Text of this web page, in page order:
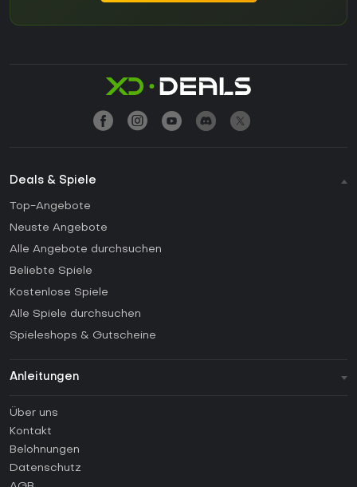
Deals & Spiele
Top-Angebote
Neuste Angebote
Alle Angebote durchsuchen
Beliebte Spiele
Kostenlose Spiele
Alle Spiele durchsuchen
Spieleshops & Gutscheine
Anleitungen
Anleitungen
Wie aktiviert man einen Steam CD Key?
Wie aktiviert man einen Epic Games CD Key?
Über uns
Kontakt
Belohnungen
Datenschutz